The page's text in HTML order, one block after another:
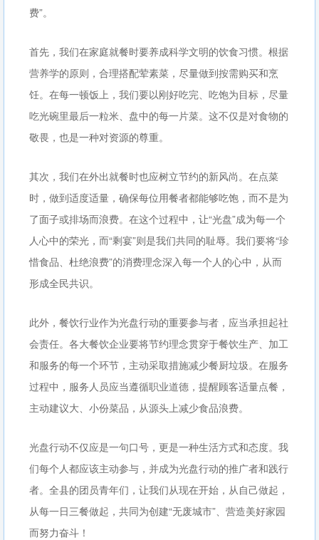
费”。
首先，我们在家庭就餐时要养成科学文明的饮食习惯。根据
营养学的原则，合理搭配荤素菜，尽量做到按需购买和烹
饪。在每一顿饭上，我们要以刚好吃完、吃饱为目标，尽量
吃光碗里最后一粒米、盘中的每一片菜。这不仅是对食物的
敬畏，也是一种对资源的尊重。
其次，我们在外出就餐时也应树立节约的新风尚。在点菜
时，做到适度适量，确保每位用餐者都能够吃饱，而不是为
了面子或排场而浪费。在这个过程中，让“光盘”成为每一个
人心中的荣光，而“剩宴”则是我们共同的耻辱。我们要将“珍
惜食品、杜绝浪费”的消费理念深入每一个人的心中，从而
形成全民共识。
此外，餐饮行业作为光盘行动的重要参与者，应当承担起社
会责任。各大餐饮企业要将节约理念贯穿于餐饮生产、加工
和服务的每一个环节，主动采取措施减少餐厨垃圾。在服务
过程中，服务人员应当遵循职业道德，提醒顾客适量点餐，
主动建议大、小份菜品，从源头上减少食品浪费。
光盘行动不仅应是一句口号，更是一种生活方式和态度。我
们每个人都应该主动参与，并成为光盘行动的推广者和践行
者。全县的团员青年们，让我们从现在开始，从自己做起，
从每一日三餐做起，共同为创建“无废城市”、营造美好家园
而努力奋斗！